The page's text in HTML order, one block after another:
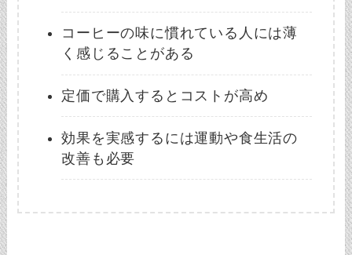
コーヒーの味に慣れている人には薄
く感じることがある
定価で購入するとコストが高め
効果を実感するには運動や食生活の
改善も必要